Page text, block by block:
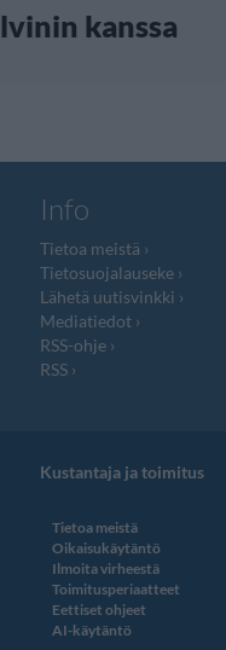
kanssa
Info
Tietoa meistä
Tietosuojalauseke
Lähetä uutisvinkki
Mediatiedot
RSS-ohje
RSS
Kustantaja ja toimitus
Tietoa meistä
Oikaisukäytäntö
Ilmoita virheestä
Toimitusperiaatteet
Eettiset ohjeet
AI-käytäntö